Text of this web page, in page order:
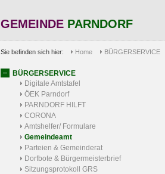
GEMEINDE PARNDORF
Sie befinden sich hier: Home BÜRGERSERVICE
BÜRGERSERVICE
Digitale Amtstafel
ÖEK Parndorf
PARNDORF HILFT
CORONA
Amtshelfer/ Formulare
Gemeindeamt
Parteien & Gemeinderat
Dorfbote & Bürgermeisterbrief
Sitzungsprotokoll GRS